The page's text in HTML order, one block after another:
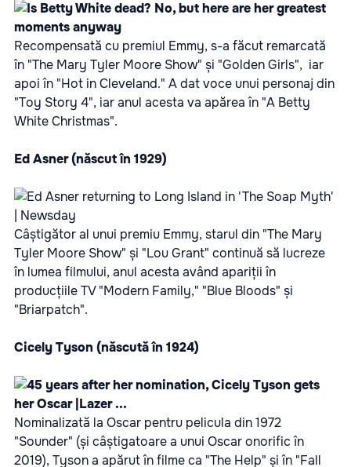
Recompensată cu premiul Emmy, s-a făcut remarcată
în "The Mary Tyler Moore Show" și "Golden Girls", iar
apoi în "Hot in Cleveland." A dat voce unui personaj din
"Toy Story 4", iar anul acesta va apărea în "A Betty
White Christmas".
Ed Asner (născut în 1929)
Câștigător al unui premiu Emmy, starul din "The Mary
Tyler Moore Show" și "Lou Grant" continuă să lucreze
în lumea filmului, anul acesta având apariții în
producțiile TV "Modern Family," "Blue Bloods" și
"Briarpatch".
Cicely Tyson (născută în 1924)
Nominalizată la Oscar pentru pelicula din 1972
"Sounder" (și câștigatoare a unui Oscar onorific în
2019), Tyson a apărut în filme ca "The Help" și în "Fall